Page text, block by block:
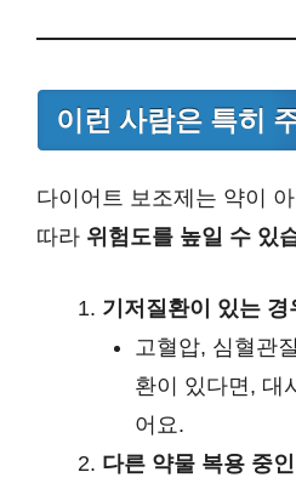
이런 사람은 특히
다이어트 보조제는 약이
따라 위험도를 높일 수 있
기저질환이 있는 경
고혈압, 심혈관
환이 있다면, 대
어요.
다른 약물 복용 중